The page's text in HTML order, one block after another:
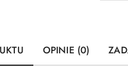
OPINIE (0)